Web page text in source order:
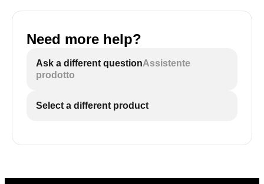
Need more help?
Ask a different questionAssistente
prodotto
Select a different product